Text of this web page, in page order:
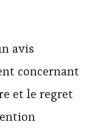
avis
concernant
et le regret